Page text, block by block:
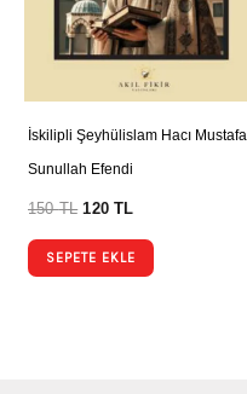
İskilipli Şeyhülislam Hacı Mustafa
Sunullah Efendi
150TL 120TL
SEPETE EKLE